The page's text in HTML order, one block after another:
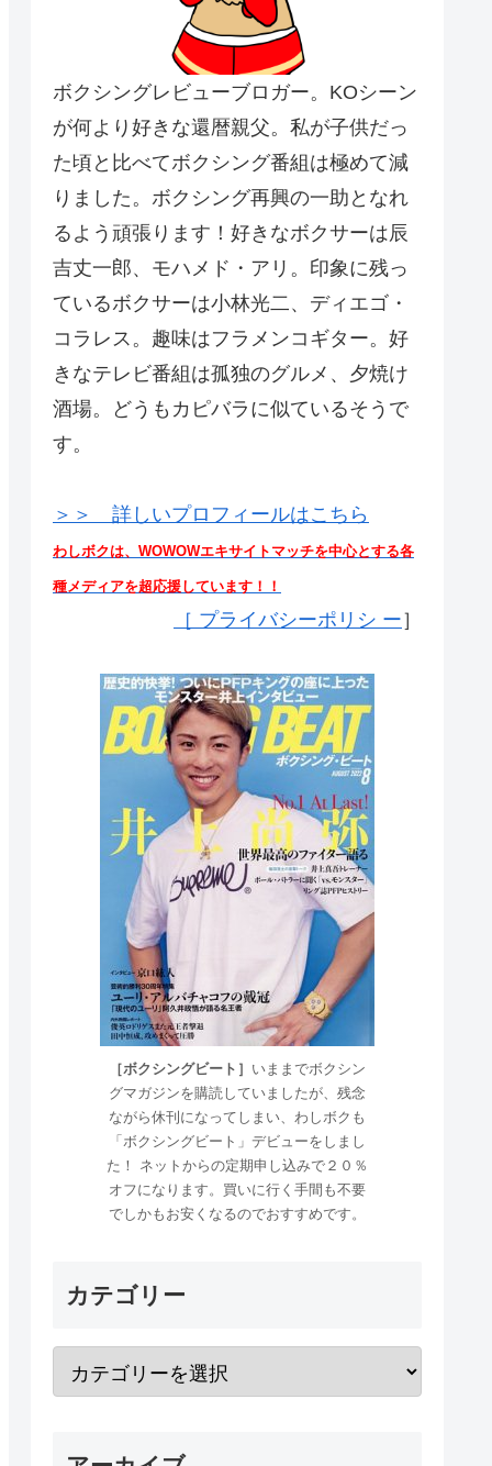
ボクシングレビューブロガー。KOシーン
が何より好きな還暦親父。私が子供だっ
た頃と比べてボクシング番組は極めて減
りました。ボクシング再興の一助となれ
るよう頑張ります！好きなボクサーは辰
吉丈一郎、モハメド・アリ。印象に残っ
ているボクサーは小林光二、ディエゴ・
コラレス。趣味はフラメンコギター。好
きなテレビ番組は孤独のグルメ、夕焼け
酒場。どうもカピバラに似ているそうで
す。
＞＞ 詳しいプロフィールはこちら
わしボクは、WOWOWエキサイトマッチを中心とする各
種メディアを超応援しています！！
［ プライバシーポリシ ー］
［ボクシングビート］ いままでボクシン
グマガジンを購読していましたが、残念
ながら休刊になってしまい、わしボクも
「ボクシングビート」デビューをしまし
た！ ネットからの定期申し込みで２０％
オフになります。買いに行く手間も不要
でしかもお安くなるのでおすすめです。
カテゴリー